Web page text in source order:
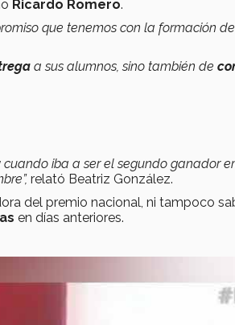
Ricardo Romero.
que tenemos con la formación
a sus alumnos, sino también de
iba a ser el segundo ganador
relató Beatriz González.
del premio nacional, ni tampoco
en días anteriores.